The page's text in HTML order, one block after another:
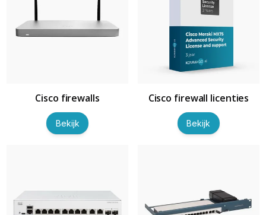
Cisco firewalls
Bekijk
Cisco firewall licenties
Bekijk